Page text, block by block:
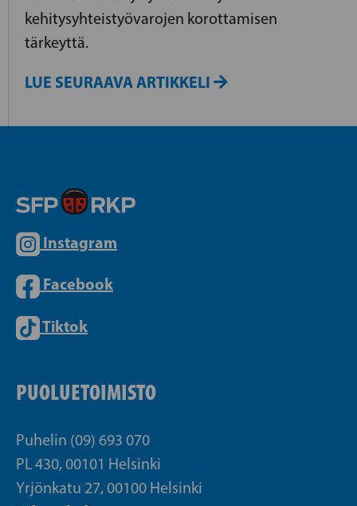
kehitysyhteistyövarojen korottamisen
tärkeyttä.
LUE SEURAAVA ARTIKKELI
Instagram
Facebook
Tiktok
PUOLUETOIMISTO
Puhelin (09) 693 070
PL 430, 00101 Helsinki
Yrjönkatu 27, 00100 Helsinki